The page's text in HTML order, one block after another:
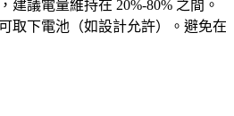
建議電量維持在 20%-80% 之間。
取下電池（如設計允許）。避免在